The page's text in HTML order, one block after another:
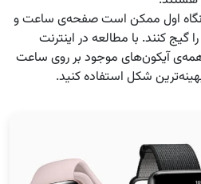
اول ممکن است صفحه‌ی ساعت و
گیج کنند. با مطالعه در اینترنت
همه‌ی آیکون‌های موجود بر روی ساعت
شکل استفاده کنید.